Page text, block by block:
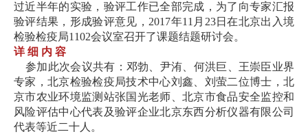
过近半年的实验，验评工作已全部完成，为了向专家汇报
验评结果，形成验评意见，2017年11月23日在北京出入境
检验检疫局1102会议室召开了课题结题研讨会。
详 细 内 容
参加此次会议共有：邓勃、尹洧、何洪巨、王崇臣业界
专家，北京检验检疫局技术中心刘鑫、刘萤二位博士，北
京市农业环境监测站张国光老师、北京市食品安全监控和
风险评估中心代表及验评企业北京东西分析仪器有限公司
代表等近二十人。